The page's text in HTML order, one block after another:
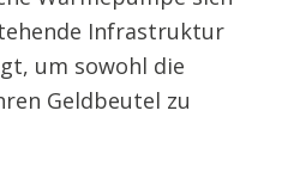
Infrastruktur
um sowohl die
Geldbeutel zu